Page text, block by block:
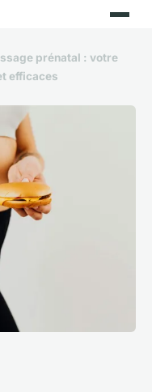
prénatal : votre
efficaces